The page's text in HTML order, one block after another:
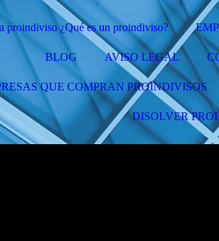
proindiviso ¿Qué es un proindiviso?
BLOG AVISO LEGAL
QUE COMPRAN PROINDIVISOS
DISOLVER